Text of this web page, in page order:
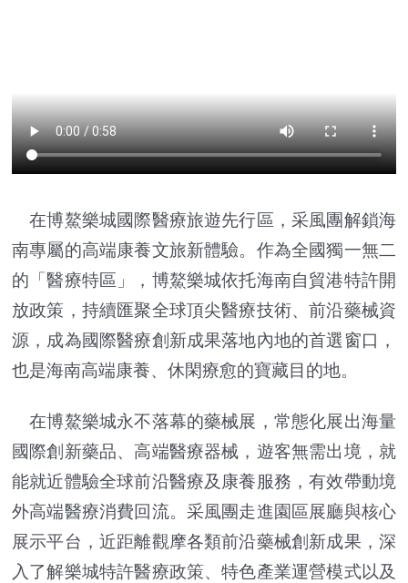
在博鰲樂城國際醫療旅遊先行區，采風團解鎖海
南專屬的高端康養文旅新體驗。作為全國獨一無二
的「醫療特區」，博鰲樂城依托海南自貿港特許開
放政策，持續匯聚全球頂尖醫療技術、前沿藥械資
源，成為國際醫療創新成果落地內地的首選窗口，
也是海南高端康養、休閑療愈的寶藏目的地。
在博鰲樂城永不落幕的藥械展，常態化展出海量
國際創新藥品、高端醫療器械，遊客無需出境，就
能就近體驗全球前沿醫療及康養服務，有效帶動境
外高端醫療消費回流。采風團走進園區展廳與核心
展示平台，近距離觀摩各類前沿藥械創新成果，深
入了解樂城特許醫療政策、特色產業運營模式以及